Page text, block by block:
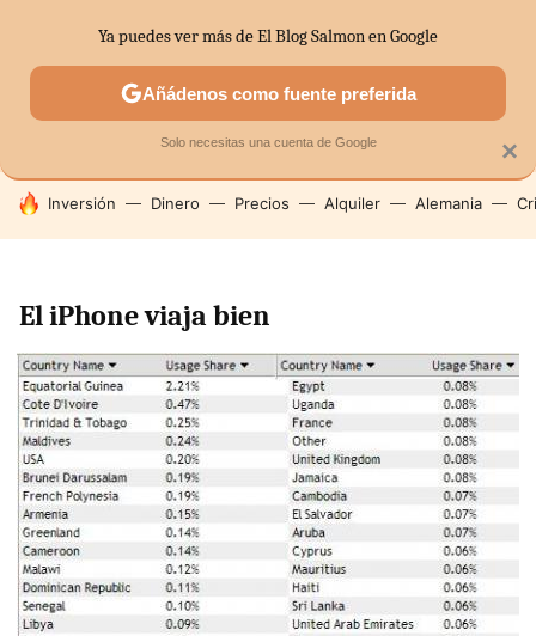
SECTORES ECONOMÍA DOMÉSTICA MERCADOS
HOY SE HABLA DE
Inversión Dinero Precios Alquiler Alemania
El iPhone viaja bien
×
Ya puedes ver más de El Blog Salmon en Google
Añádenos como fuente preferida
Solo necesitas una cuenta de Google